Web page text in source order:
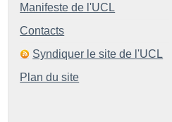
Manifeste de l'UCL
Contacts
Syndiquer le site de l'UCL
Plan du site